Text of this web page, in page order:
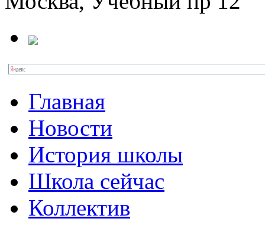
Главная
Новости
История школы
Школа сейчас
Коллектив